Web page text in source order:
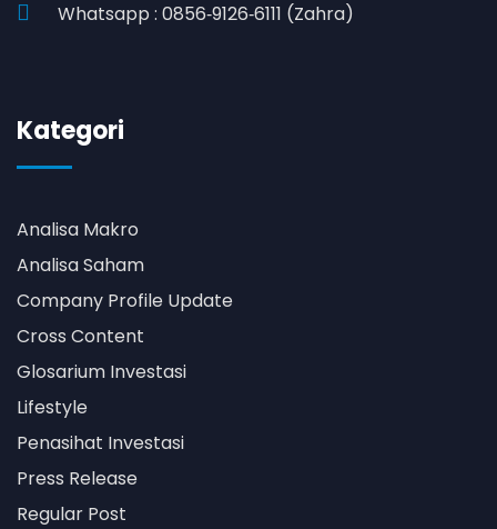
Whatsapp : 0856‑9126‑6111 (Zahra)
Kategori
Analisa Makro
Analisa Saham
Company Profile Update
Cross Content
Glosarium Investasi
Lifestyle
Penasihat Investasi
Press Release
Regular Post